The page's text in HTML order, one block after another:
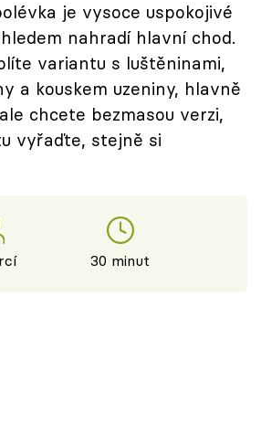
je vysoce uspokojivé
nahradí hlavní chod.
variantu s luštěninami,
a kouskem uzeniny, hlavně
chcete bezmasou verzi,
vyřaďte, stejně si
30 minut